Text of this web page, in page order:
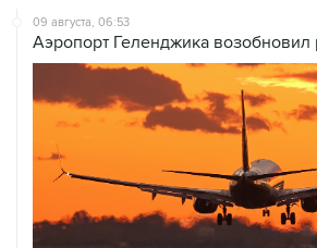
09 августа, 06:53
Аэропорт Геленджика возобновил